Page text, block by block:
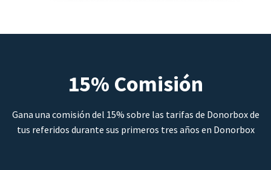
15% Comisión
Gana una comisión del 15% sobre las tarifas de Donorbox de
tus referidos durante sus primeros tres años en Donorbox